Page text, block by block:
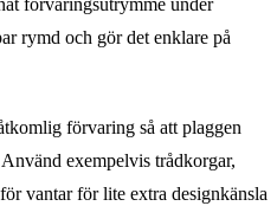
förvaringsutrymme under
rymd och gör det enklare på
förvaring så att plaggen
exempelvis trådkorgar,
vantar för lite extra designkänsla